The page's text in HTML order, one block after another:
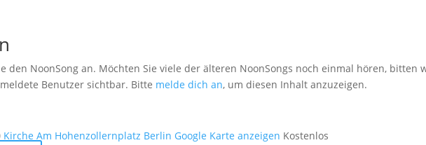
den NoonSong an. Möchten Sie viele der älteren NoonSongs noch einmal hören, bitten
Benutzer sichtbar. Bitte melde dich an, um diesen Inhalt anzuzeigen.
Kirche Am Hohenzollernplatz Berlin Google Karte anzeigen Kostenlos